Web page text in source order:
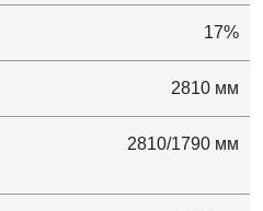
17%
2810 мм
2810/1790 мм